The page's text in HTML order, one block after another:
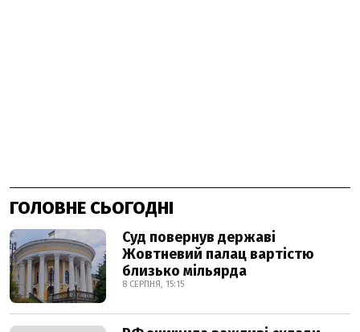
ГОЛОВНЕ СЬОГОДНІ
Суд повернув державі
Жовтневий палац вартістю
близько мільярда
8 СЕРПНЯ, 15:15